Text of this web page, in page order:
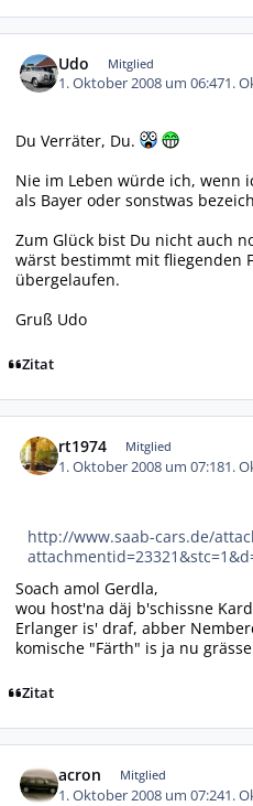
Udo Mitglied
1. Oktober 2008 um 06:471.
Du Verräter, Du.
Nie im Leben würde ich, wenn
als Bayer oder sonstwas
Zum Glück bist Du nicht auch
wärst bestimmt mit fliegenden
übergelaufen.
Gruß Udo
Zitat
rt1974 Mitglied
1. Oktober 2008 um 07:181.
http://www.saab-cars.de/
Soach amol Gerdla,
wou host'na däj b'schissne
Erlanger is' draf, abber
komische "Färth" is ja nu
Zitat
acron Mitglied
1. Oktober 2008 um 07:241.